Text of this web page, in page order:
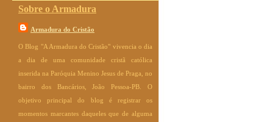
Sobre o Armadura
Armadura do Cristão
O Blog "A Armadura do Cristão" vivencia o dia
a dia de uma comunidade cristã católica
inserida na Paróquia Menino Jesus de Praga, no
bairro dos Bancários, João Pessoa-PB. O
objetivo principal do blog é registrar os
momentos marcantes daqueles que de alguma